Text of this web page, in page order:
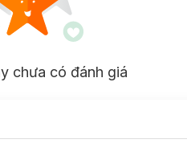
chưa có đánh giá